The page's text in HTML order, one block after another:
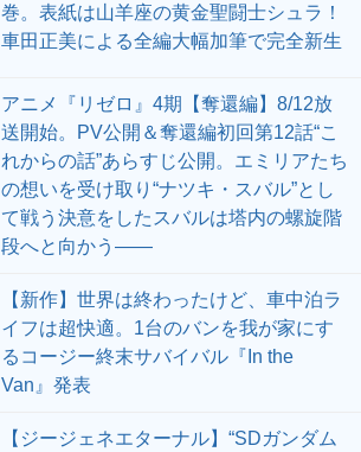
巻。表紙は山羊座の黄金聖闘士シュラ！
車田正美による全編大幅加筆で完全新生
アニメ『リゼロ』4期【奪還編】8/12放
送開始。PV公開＆奪還編初回第12話“こ
れからの話”あらすじ公開。エミリアたち
の想いを受け取り“ナツキ・スバル”とし
て戦う決意をしたスバルは塔内の螺旋階
段へと向かう――
【新作】世界は終わったけど、車中泊ラ
イフは超快適。1台のバンを我が家にす
るコージー終末サバイバル『In the
Van』発表
【ジージェネエターナル】“SDガンダム